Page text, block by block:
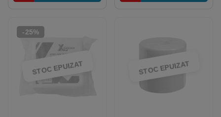
-25%
STOC EPUIZAT STOC EPUIZAT